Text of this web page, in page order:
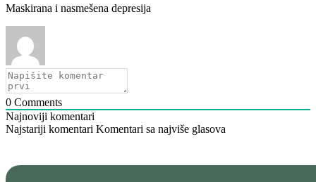
Maskirana i nasmešena depresija
0 Comments
Najnoviji komentari
Najstariji komentari Komentari sa najviše glasova